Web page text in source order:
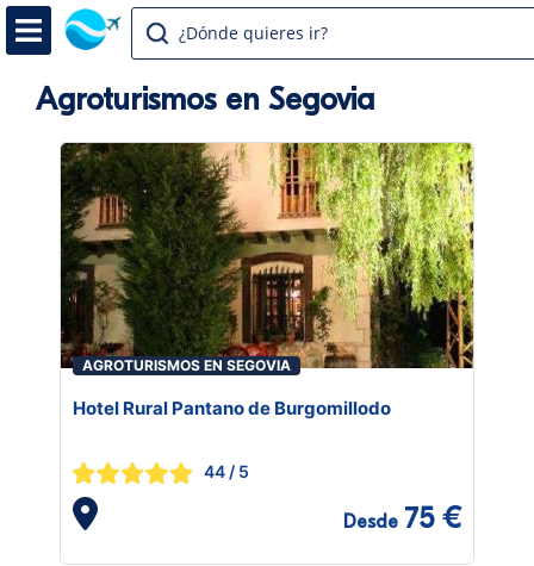
¿Dónde quieres ir?
Agroturismos en Segovia
AGROTURISMOS EN SEGOVIA
Hotel Rural Pantano de Burgomillodo
44 / 5
Desde 75 €